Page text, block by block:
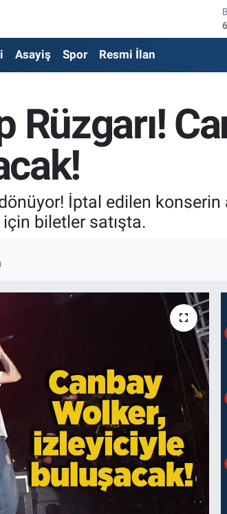
Asayiş Spor Resmi İlan
Rüzgarı!
İptal edilen konserin
biletler satışta.